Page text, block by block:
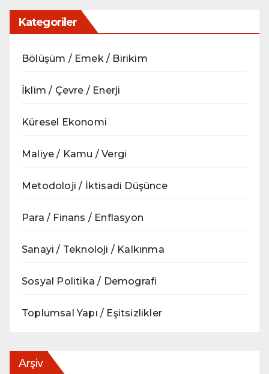
Kategoriler
Bölüşüm / Emek / Birikim
İklim / Çevre / Enerji
Küresel Ekonomi
Maliye / Kamu / Vergi
Metodoloji / İktisadi Düşünce
Para / Finans / Enflasyon
Sanayi / Teknoloji / Kalkınma
Sosyal Politika / Demografi
Toplumsal Yapı / Eşitsizlikler
Arşiv